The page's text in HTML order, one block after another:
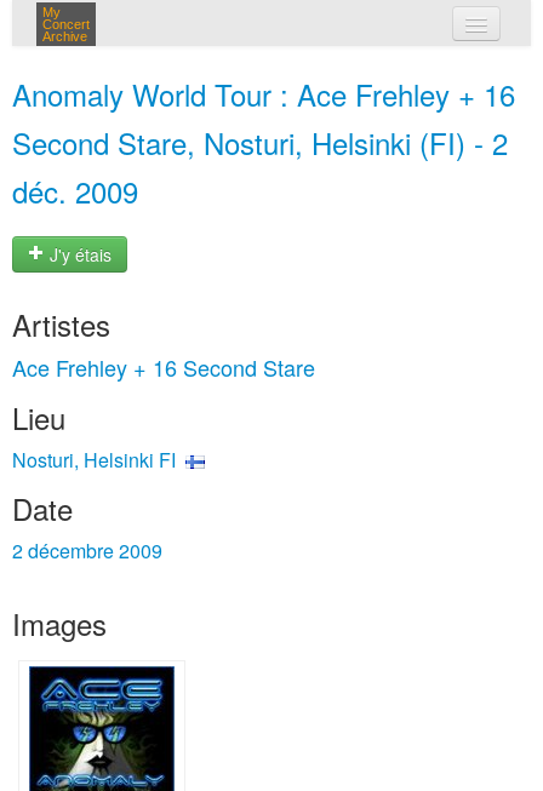
My
Concert
Archive
Anomaly World Tour : Ace Frehley + 16
Second Stare, Nosturi, Helsinki (FI) - 2
déc. 2009
J'y étais
Artistes
Ace Frehley + 16 Second Stare
Lieu
Nosturi, Helsinki FI
Date
2 décembre 2009
Images